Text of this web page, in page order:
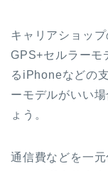
キャリアショッ
GPS+セルラーモ
るiPhoneなどの
ーモデルがいい
ょう。
通信費などを一